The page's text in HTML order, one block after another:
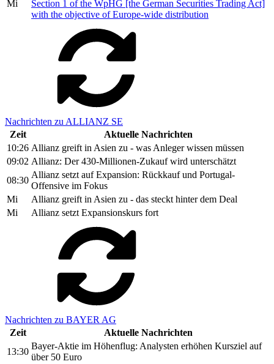
Mi
Section 1 of the WpHG [the German Securities Trading Act]
with the objective of Europe-wide distribution
Nachrichten zu ALLIANZ SE
Zeit
Aktuelle Nachrichten
10:26 Allianz greift in Asien zu - was Anleger wissen müssen
09:02 Allianz: Der 430-Millionen-Zukauf wird unterschätzt
08:30
Allianz setzt auf Expansion: Rückkauf und Portugal-
Offensive im Fokus
Mi
Allianz greift in Asien zu - das steckt hinter dem Deal
Mi
Allianz setzt Expansionskurs fort
Nachrichten zu BAYER AG
Zeit
Aktuelle Nachrichten
13:30
Bayer-Aktie im Höhenflug: Analysten erhöhen Kursziel auf
über 50 Euro